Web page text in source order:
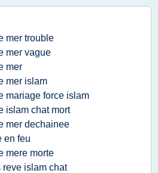
mer trouble
mer vague
mer
mer islam
mariage force islam
islam chat mort
mer dechainee
en feu
mere morte
reve islam chat